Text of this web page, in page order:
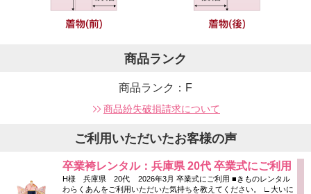
商品ランク
商品ランク：F
商品紛失破損請求について
ご利用いただいたお客様の声
卒業袴レンタル：兵庫県 20代 卒業式にご利用
H様 兵庫県 20代 2026年3月 卒業式にご利用 ■きものレンタル
わらくあんをご利用いただいた気持ちを教えてください。 ∟大いに